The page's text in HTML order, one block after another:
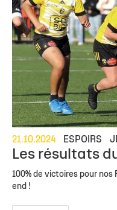
21.10.2024 ESPOIRS
Les résultats
100% de victoires pour nos
end !